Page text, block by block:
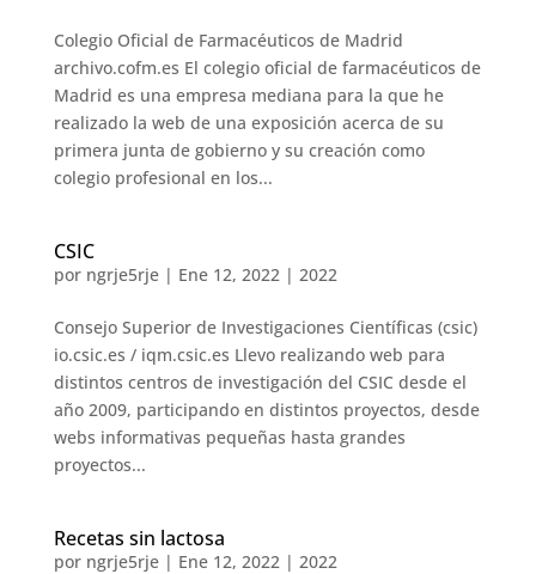
Colegio Oficial de Farmacéuticos de Madrid
archivo.cofm.es El colegio oficial de farmacéuticos de
Madrid es una empresa mediana para la que he
realizado la web de una exposición acerca de su
primera junta de gobierno y su creación como
colegio profesional en los...
CSIC
por ngrje5rje| Ene 12, 2022| 2022
Consejo Superior de Investigaciones Científicas (csic)
io.csic.es / iqm.csic.es Llevo realizando web para
distintos centros de investigación del CSIC desde el
año 2009, participando en distintos proyectos, desde
webs informativas pequeñas hasta grandes
proyectos...
Recetas sin lactosa
por ngrje5rje| Ene 12, 2022| 2022